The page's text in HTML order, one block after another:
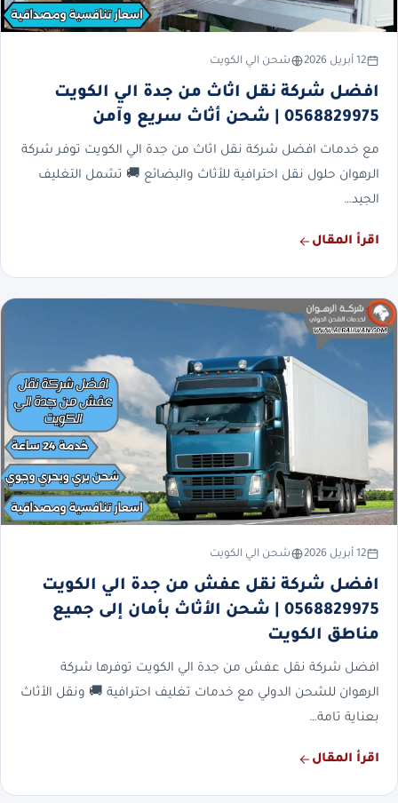
12 أبريل 2026 شحن الي الكويت
افضل شركة نقل اثاث من جدة الي الكويت
0568829975 | شحن أثاث سريع وآمن
مع خدمات افضل شركة نقل اثاث من جدة الي الكويت توفر شركة
الرهوان حلول نقل احترافية للأثاث والبضائع 🚚 تشمل التغليف
الجيد…
اقرأ المقال
12 أبريل 2026 شحن الي الكويت
افضل شركة نقل عفش من جدة الي الكويت
0568829975 | شحن الأثاث بأمان إلى جميع
مناطق الكويت
افضل شركة نقل عفش من جدة الي الكويت توفرها شركة
الرهوان للشحن الدولي مع خدمات تغليف احترافية 🚚 ونقل الأثاث
بعناية تامة…
اقرأ المقال